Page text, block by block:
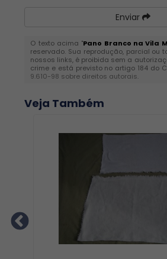
Enviar
O texto acima "Pano Branco na Vila
reservado. Sua reprodução, parcial ou
nossos links, é proibida sem a
crime e está previsto no artigo 184 do
9.610-98 sobre direitos autorais.
Veja Também